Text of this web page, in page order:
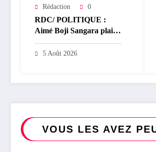
Rédaction 0
RDC/ POLITIQUE :
Aimé Boji Sangara plaide
pour un tribunal
international afin de
RDC
5 Août 2026
VOUS LES AVEZ